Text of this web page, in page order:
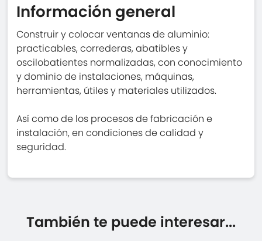
Información general
Construir y colocar ventanas de aluminio:
practicables, correderas, abatibles y
oscilobatientes normalizadas, con conocimiento
y dominio de instalaciones, máquinas,
herramientas, útiles y materiales utilizados.
Así como de los procesos de fabricación e
instalación, en condiciones de calidad y
seguridad.
También te puede interesar...